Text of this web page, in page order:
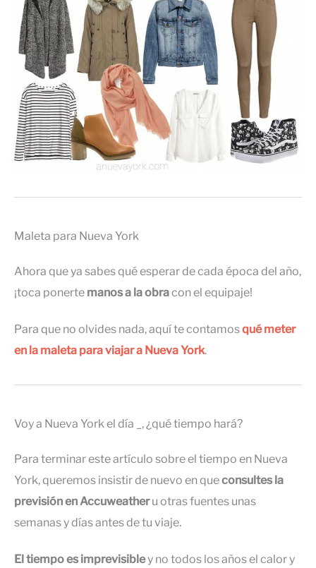
Maleta para Nueva York
Ahora que ya sabes qué esperar de cada época del año,
¡toca ponerte manos a la obracon el equipaje!
Para que no olvides nada, aquí te contamosqué meter
en la maleta para viajar a Nueva York.
Voy a Nueva York el día _, ¿qué tiempo hará?
Para terminar este artículo sobre el tiempo en Nueva
York, queremos insistir de nuevo en queconsultes la
previsión en Accuweatheru otras fuentes unas
semanas y días antes de tu viaje.
El tiempo es imprevisibley no todos los años el calor y